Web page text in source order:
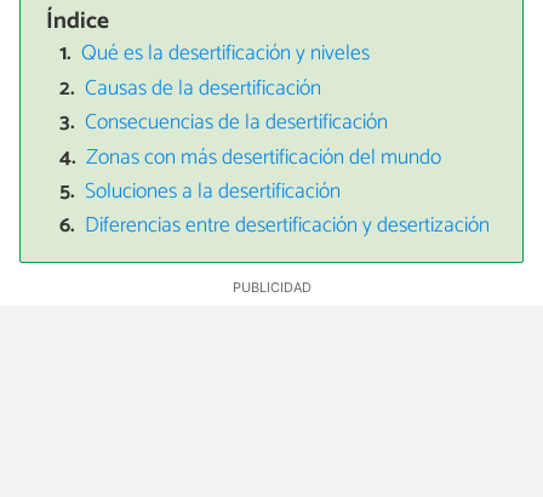
Índice
Qué es la desertificación y niveles
Causas de la desertificación
Consecuencias de la desertificación
Zonas con más desertificación del mundo
Soluciones a la desertificación
Diferencias entre desertificación y desertización